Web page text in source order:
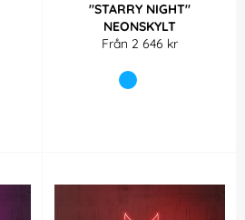
"STARRY NIGHT"
NEONSKYLT
Från 2 646 kr